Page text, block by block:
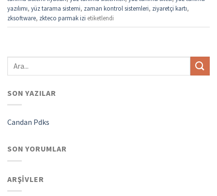
yazılımı, yüz tarama sistemi, zaman kontrol sistemleri, ziyaretçi kartı,
zksoftware, zkteco parmak izi etiketlendi
SON YAZILAR
Candan Pdks
SON YORUMLAR
ARŞIVLER